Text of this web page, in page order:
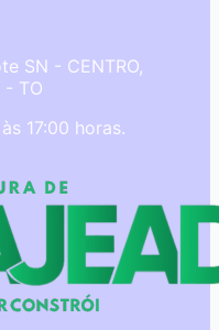
SN - CENTRO,
- TO
17:00 horas.